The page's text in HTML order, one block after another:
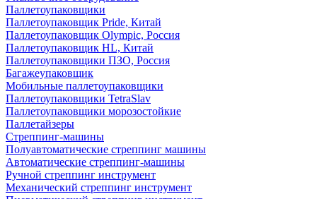
Паллетоупаковщики
Паллетоупаковщик Pride, Китай
Паллетоупаковщик Olympic, Россия
Паллетоупаковщик HL, Китай
Паллетоупаковщики ПЗО, Россия
Багажеупаковщик
Мобильные паллетоупаковщики
Паллетоупаковщики TetraSlav
Паллетоупаковщики морозостойкие
Паллетайзеры
Стреппинг-машины
Полуавтоматические стреппинг машины
Автоматические стреппинг-машины
Ручной стреппинг инструмент
Механический стреппинг инструмент